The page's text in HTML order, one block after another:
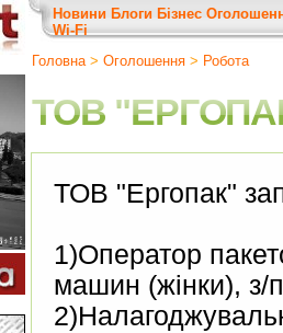
Новини Блоги Бізнес
Wi-Fi
Головна> Оголошення > Робота
ТОВ
ТОВ "Ергопак"
1)Оператор
машин (жінки), з/